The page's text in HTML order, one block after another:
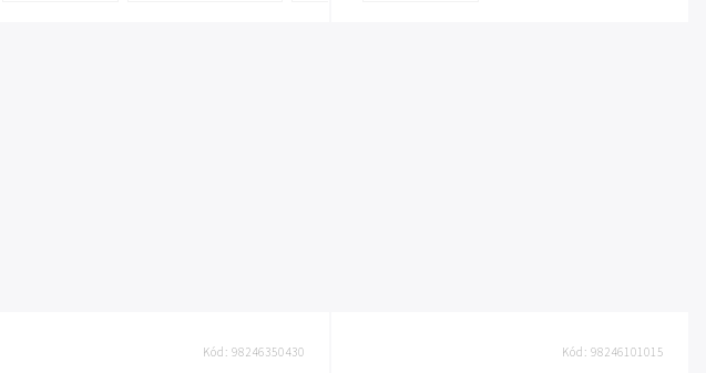
Kód: 98246350430 Kód: 98246101015